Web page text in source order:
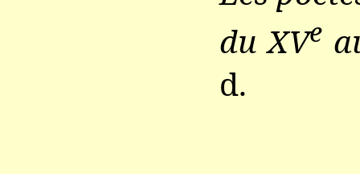
du XVe
d.